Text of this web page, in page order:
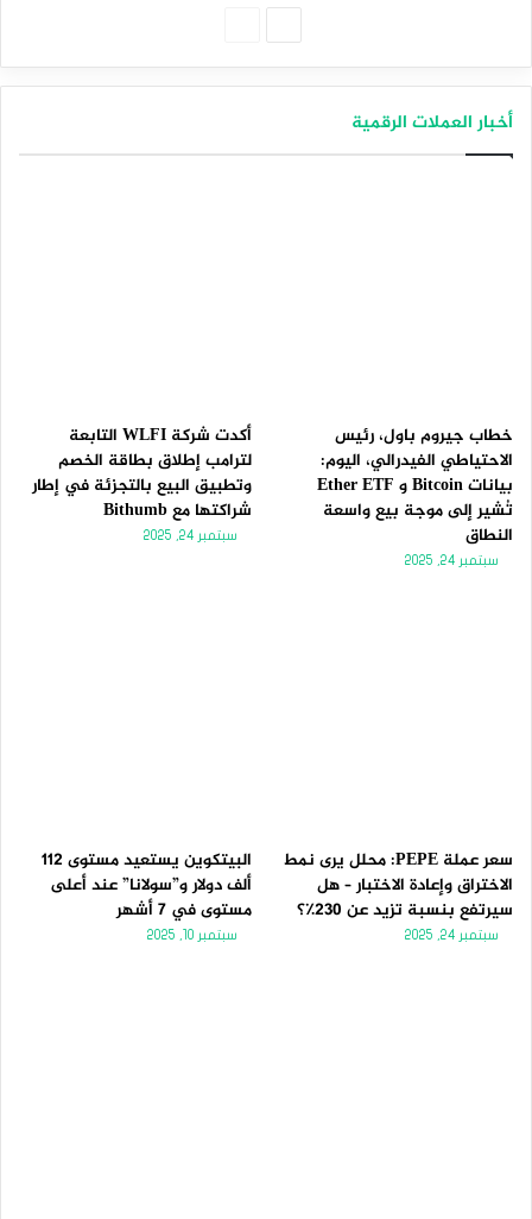
أخبار العملات الرقمية
خطاب جيروم باول، رئيس
الاحتياطي الفيدرالي، اليوم:
بيانات Bitcoin و Ether ETF
تُشير إلى موجة بيع واسعة
النطاق
سبتمبر 24, 2025
أكدت شركة WLFI التابعة
لترامب إطلاق بطاقة الخصم
وتطبيق البيع بالتجزئة في إطار
شراكتها مع Bithumb
سبتمبر 24, 2025
سعر عملة PEPE: محلل يرى نمط
الاختراق وإعادة الاختبار – هل
سيرتفع بنسبة تزيد عن 230٪؟
سبتمبر 24, 2025
البيتكوين يستعيد مستوى 112
ألف دولار و”سولانا” عند أعلى
مستوى في 7 أشهر
سبتمبر 10, 2025